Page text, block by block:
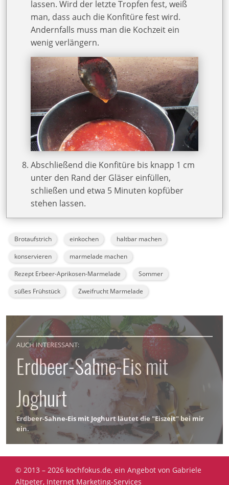
lassen. Wird der letzte Tropfen fest, weiß
man, dass auch die Konfitüre fest wird.
Andernfalls muss man die Kochzeit ein
wenig verlängern.
Abschließend die Konfitüre bis knapp 1 cm
unter den Rand der Gläser einfüllen,
schließen und etwa 5 Minuten kopfüber
stehen lassen.
Brotaufstrich einkochen
haltbar machen
konservieren
marmelade machen
Rezept Erbeer-Aprikosen-Marmelade
Sommer
süßes Frühstück
Zweifrucht Marmelade
AUCH INTERESSANT:
Erdbeer-Sahne-Eis mit
Joghurt
Erdbeer-Sahne-Eis mit Joghurt läutet die "Eiszeit" bei mir
ein.
© 2013 – 2026 kochfokus.de, ein Angebot von Gabriele
Altpeter, Internet Marketing-Services